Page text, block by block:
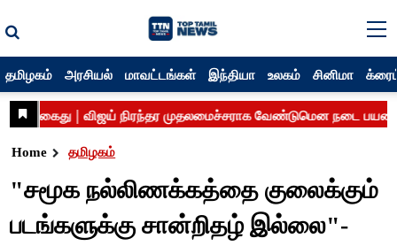
தமிழகம் அரசியல் மாவட்டங்கள் இந்தியா உலகம் சினிமா
Home தமிழகம்
"சமூக நல்லிணக்கத்தை குலைக்கும்
படங்களுக்கு சான்றிதழ் இல்லை"-